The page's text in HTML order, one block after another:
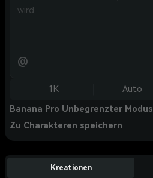
@
1K Auto
Banana Pro Unbegrenzter Modus
Zu Charakteren speichern
Kreationen